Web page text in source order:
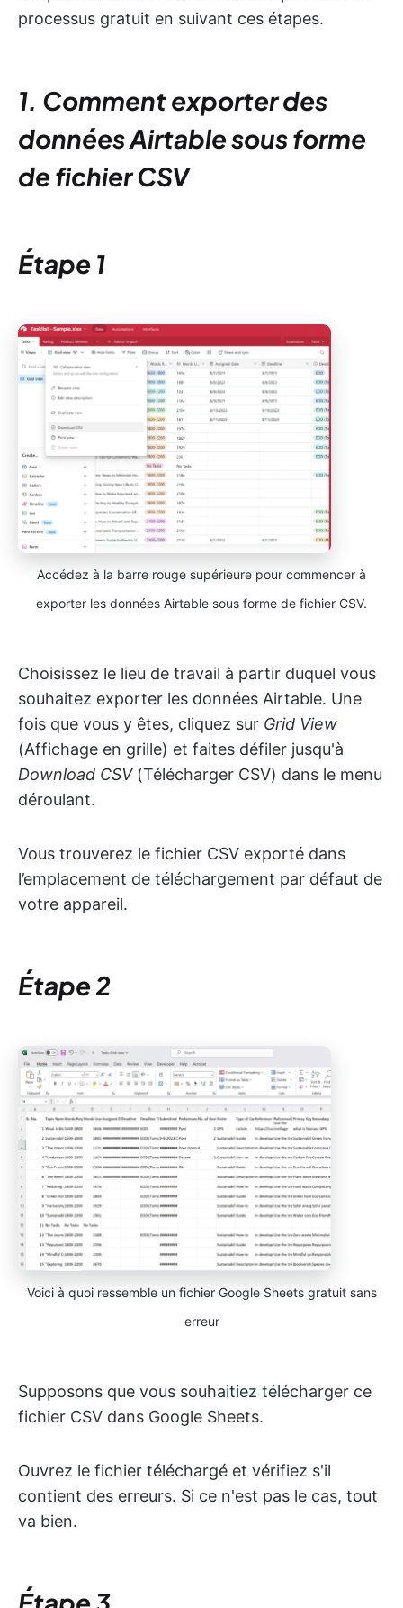
processus gratuit en suivant ces étapes.
1. Comment exporter des
données Airtable sous forme
de fichier CSV
Étape 1
Accédez à la barre rouge supérieure pour commencer à
exporter les données Airtable sous forme de fichier CSV.
Choisissez le lieu de travail à partir duquel vous
souhaitez exporter les données Airtable. Une
fois que vous y êtes, cliquez sur Grid View
(Affichage en grille) et faites défiler jusqu'à
Download CSV (Télécharger CSV) dans le menu
déroulant.
Vous trouverez le fichier CSV exporté dans
l’emplacement de téléchargement par défaut de
votre appareil.
Étape 2
Voici à quoi ressemble un fichier Google Sheets gratuit sans
erreur
Supposons que vous souhaitiez télécharger ce
fichier CSV dans Google Sheets.
Ouvrez le fichier téléchargé et vérifiez s'il
contient des erreurs. Si ce n'est pas le cas, tout
va bien.